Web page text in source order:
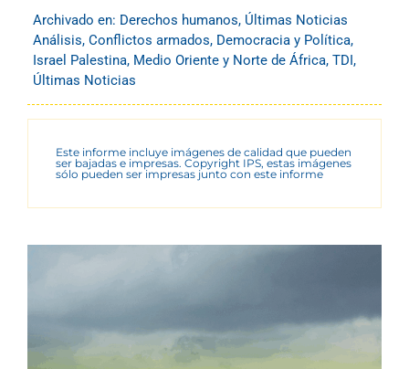
Archivado en: Derechos humanos, Últimas Noticias
Análisis, Conflictos armados, Democracia y Política,
Israel Palestina, Medio Oriente y Norte de África, TDI ,
Últimas Noticias
Este informe incluye imágenes de calidad que pueden
ser bajadas e impresas. Copyright IPS, estas imágenes
sólo pueden ser impresas junto con este informe